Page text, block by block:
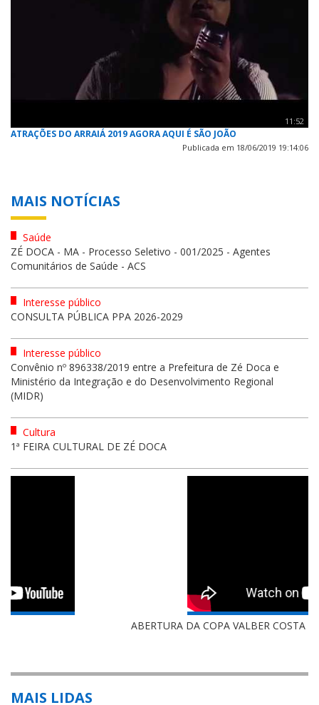
11:52
ATRAÇÕES DO ARRAIÁ 2019 AGORA AQUI É SÃO JOÃO
Publicada em 18/06/2019 19:14:06
MAIS NOTÍCIAS
Saúde
ZÉ DOCA - MA - Processo Seletivo - 001/2025 - Agentes
Comunitários de Saúde - ACS
Interesse público
CONSULTA PÚBLICA PPA 2026-2029
Interesse público
Convênio nº 896338/2019 entre a Prefeitura de Zé Doca e
Ministério da Integração e do Desenvolvimento Regional
(MIDR)
Cultura
1ª FEIRA CULTURAL DE ZÉ DOCA
ABERTURA DA COPA VALBER COSTA ...
MAIS LIDAS